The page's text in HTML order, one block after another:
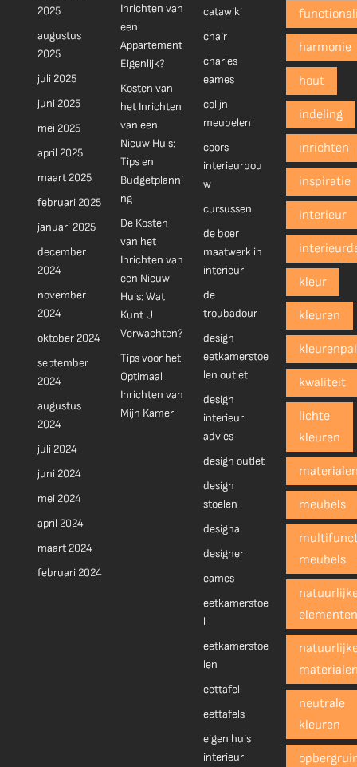
2025
augustus
2025
juli 2025
juni 2025
mei 2025
april 2025
maart 2025
februari 2025
januari 2025
december
2024
november
2024
oktober 2024
september
2024
augustus
2024
juli 2024
juni 2024
mei 2024
april 2024
maart 2024
februari 2024
Inrichten van
een
Appartement
Eigenlijk?
Kosten van
het Inrichten
van een
Nieuw Huis:
Tips en
Budgetplanni
ng
De Kosten
van het
Inrichten van
een Nieuw
Huis: Wat
Kunt U
Verwachten?
Tips voor het
Optimaal
Inrichten van
Mijn Kamer
catawiki
chair
charles
eames
colijn
meubelen
coors
interieurbou
w
cursussen
de boer
maatwerk in
interieur
de
troubadour
design
eetkamerstoe
len outlet
design
interieur
advies
design outlet
design
stoelen
designa
designer
eames
eetkamerstoe
l
eetkamerstoe
len
eettafel
eettafels
eigen huis
interieur
harmonie
hout
indeling
inrichten
inspiratie
interieur
kleur
kleuren
kwaliteit
lichte
kleuren
meubels
meubels
neutrale
kleuren